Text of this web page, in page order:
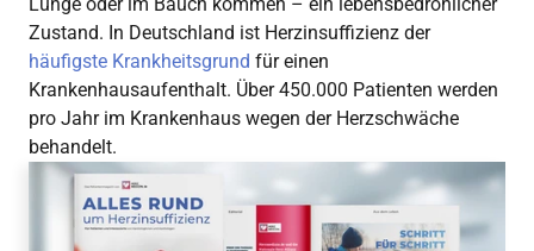
Zustand. In Deutschland ist Herzinsuffizienz der
häufigste Krankheitsgrund für einen
Krankenhausaufenthalt. Über 450.000 Patienten werden
pro Jahr im Krankenhaus wegen der Herzschwäche
behandelt.